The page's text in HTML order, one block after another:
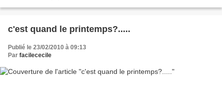
c'est quand le printemps?.....
Publié le 23/02/2010 à 09:13
Par facilececile